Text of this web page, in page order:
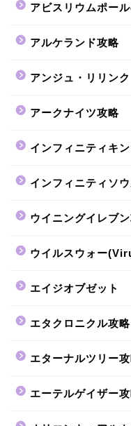
アビスリウムポー
アルケランド攻略
アンジュ・リリンク
アークナイツ攻略
インフィニティキ
インフィニティソ
ウイニングイレブ
ウイルスウォー
エイジオブゼット
エタクロニクル攻略
エターナルツリー
エーテルゲイザー